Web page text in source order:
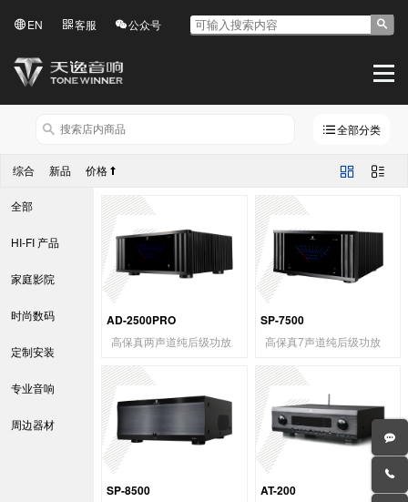
EN 客服 公众号
全部分类
综合 新品 价格
全部
HI-FI 产品
家庭影院
时尚数码
定制安装
专业音响
周边器材
AD-2500PRO
高保真两声道纯后级功放
SP-7500
高保真7声道纯后级功放
SP-8500 AT-200